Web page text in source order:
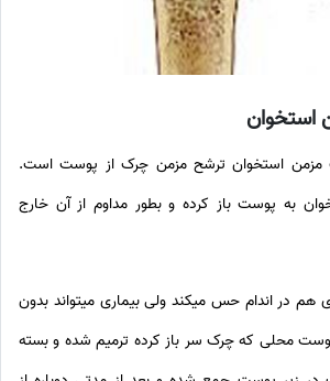
استخوان
مزمن استخوان ترشح مزمن چرک از پوست است.
به پوست باز کرده و بطور مداوم از آن خارج
هم در اندام حس میکند ولی بیماری میتواند بدون
محلی که چرک سر باز کرده ترمیم شده و بسته